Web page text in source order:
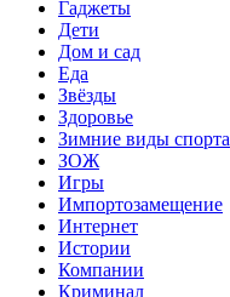
Гаджеты
Дети
Дом и сад
Еда
Звёзды
Здоровье
Зимние виды спорта
ЗОЖ
Игры
Импортозамещение
Интернет
Истории
Компании
Криминал